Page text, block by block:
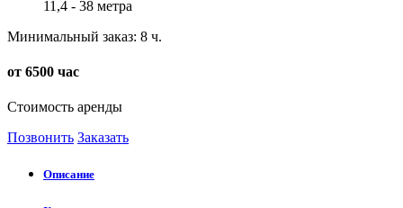
11,4 - 38 метра
Минимальный заказ: 8 ч.
от 6500 час
Стоимость аренды
Позвонить Заказать
Описание